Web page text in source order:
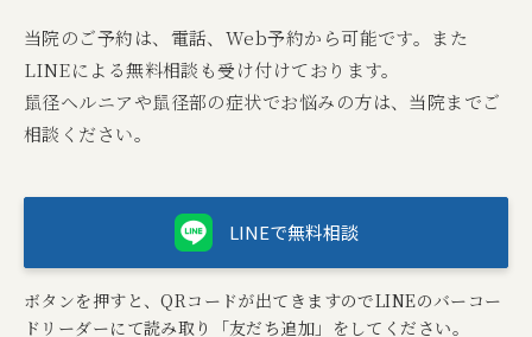
当院のご予約は、電話、Web予約から可能です。また
LINEによる無料相談も受け付けております。
鼠径ヘルニアや鼠径部の症状でお悩みの方は、当院までご
相談ください。
LINEで無料相談
ボタンを押すと、QRコードが出てきますのでLINEのバーコー
ドリーダーにて読み取り「友だち追加」をしてください。